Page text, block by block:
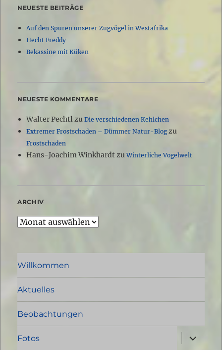
NEUESTE BEITRÄGE
Auf den Spuren unserer Zugvögel in Westafrika
Hecht Freddy
Bekassine mit Küken
NEUESTE KOMMENTARE
Walter Pechtlzu Die verschiedenen Kehlchen
Extremer Frostschaden – Dümmer Natur-Blogzu
Frostschaden
Hans-Joachim WinkhardtzuWinterliche Vogelwelt
ARCHIV
Archiv
Willkommen
Aktuelles
Beobachtungen
Fotos
öffnen